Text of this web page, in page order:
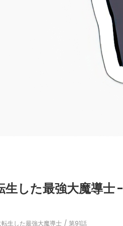
生した最強大魔導士
生した最強大魔導士 第91話